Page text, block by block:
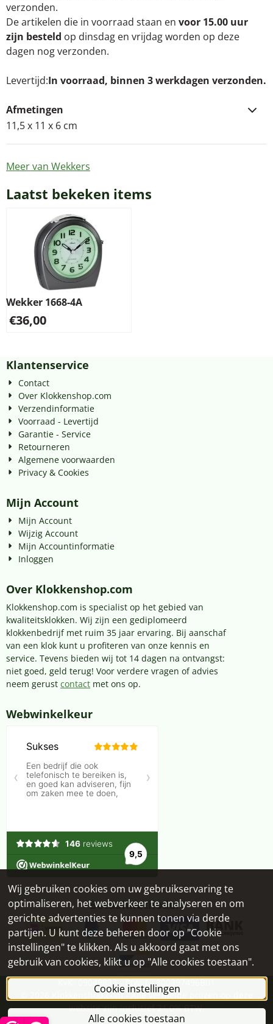
verzonden.
De artikelen die in voorraad staan en voor 15.00 uur
zijn besteld op dinsdag en vrijdag worden op deze
dagen nog verzonden.
Levertijd In voorraad, binnen 3 werkdagen verzonden.
Afmetingen
11,5 x 11 x 6 cm
Meer van Wekkers
Laatst bekeken items
Wekker 1668-4A
€36,00
Klantenservice
Contact
Over Klokkenshop.com
Verzendinformatie
Voorraad - Levertijd
Garantie - Service
Retourneren
Algemene voorwaarden
Privacy & Cookies
Mijn Account
Mijn Account
Wijzig Account
Mijn Accountinformatie
Inloggen
Over Klokkenshop.com
Klokkenshop.com is specialist op het gebied van
kwaliteitsklokken. Wij zijn een gediplomeerd
klokkenbedrijf met ruim 35 jaar ervaring. Bij aanschaf
van een klok kunt u profiteren van onze kennis en
service. Tevens bieden wij tot 14 dagen na ontvangst:
niet goed, geld terug! Voor verdere vragen of advies
neem gerust contact met ons op.
Webwinkelkeur
Betaalmethoden
KvK: 09049833 - Btw: NL800397496B01
Klokkenshop.com - Alle vermelde prijzen op deze
website zijn inclusief 21,0% BTW.
Wij gebruiken cookies om uw gebruikservaring te
optimaliseren, het webverkeer te analyseren en om
gerichte advertenties te kunnen tonen via derde
partijen. U kunt deze beheren door op "Cookie
instellingen" te klikken. Als u akkoord gaat met ons
gebruik van cookies, klikt u op "Alle cookies toestaan".
Cookie instellingen
Alle cookies toestaan